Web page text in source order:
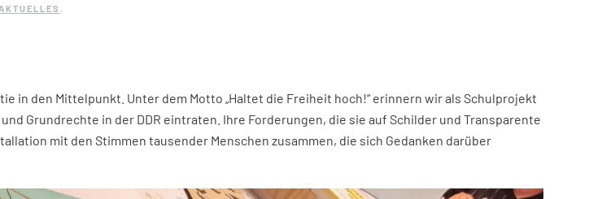
AKTUELLES .
in den Mittelpunkt. Unter dem Motto „Haltet die Freiheit hoch!“ erinnern wir als Schulprojekt
Grundrechte in der DDR eintraten. Ihre Forderungen, die sie auf Schilder und Transparente
mit den Stimmen tausender Menschen zusammen, die sich Gedanken darüber